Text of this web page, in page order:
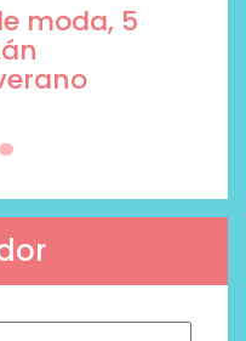
moda, 5